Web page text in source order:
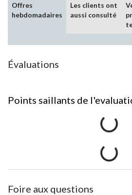
Offres
hebdomadaires
Les clients ont
aussi consulté
Évaluations
Points saillants de
Foire aux questions